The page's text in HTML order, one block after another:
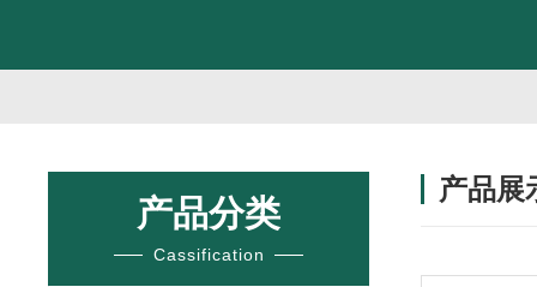
产品分类
Cassification
产品展